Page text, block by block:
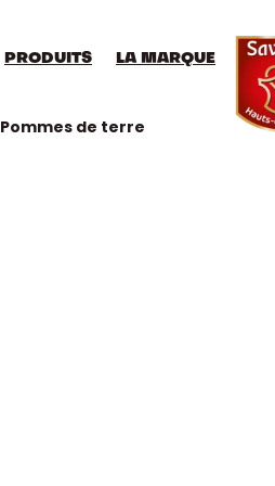
PRODUITS LA MARQUE
Pommes de terre